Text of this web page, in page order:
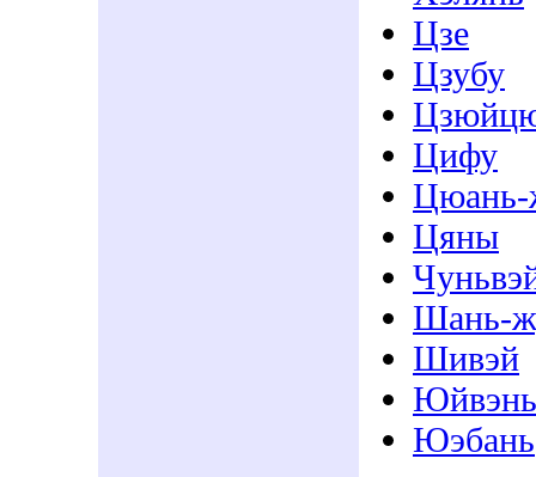
Цзе
Цзубу
Цифу
Цяны
Шань-
Шивэй
Юйвэнь
Юэбань